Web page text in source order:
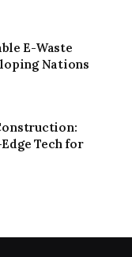
E-Waste
Nations
Tech for